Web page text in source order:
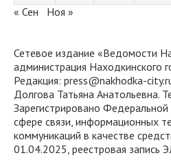
« Сен
Ноя »
Сетевое издание «Ведомости
администрация Находкинского
Редакция: press@nakhodka-
Долгова Татьяна Анатольевна.
Зарегистрировано
сфере связи, информационных
коммуникаций в качестве
01.04.2025, реестровая